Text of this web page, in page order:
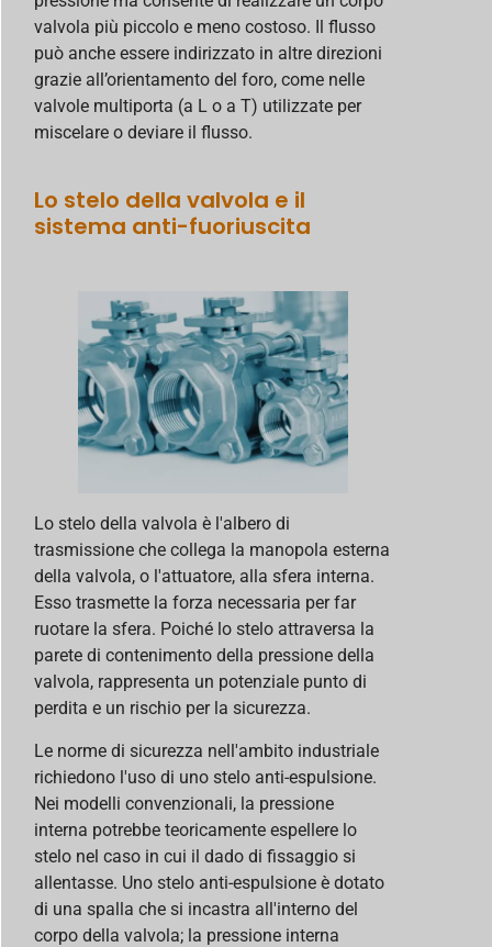
valvola più piccolo e meno costoso. Il flusso
può anche essere indirizzato in altre direzioni
grazie all’orientamento del foro, come nelle
valvole multiporta (a L o a T) utilizzate per
miscelare o deviare il flusso.
Lo stelo della valvola e il
sistema anti-fuoriuscita
Lo stelo della valvola è l'albero di
trasmissione che collega la manopola esterna
della valvola, o l'attuatore, alla sfera interna.
Esso trasmette la forza necessaria per far
ruotare la sfera. Poiché lo stelo attraversa la
parete di contenimento della pressione della
valvola, rappresenta un potenziale punto di
perdita e un rischio per la sicurezza.
Le norme di sicurezza nell'ambito industriale
richiedono l'uso di uno stelo anti-espulsione.
Nei modelli convenzionali, la pressione
interna potrebbe teoricamente espellere lo
stelo nel caso in cui il dado di fissaggio si
allentasse. Uno stelo anti-espulsione è dotato
di una spalla che si incastra all'interno del
corpo della valvola; la pressione interna